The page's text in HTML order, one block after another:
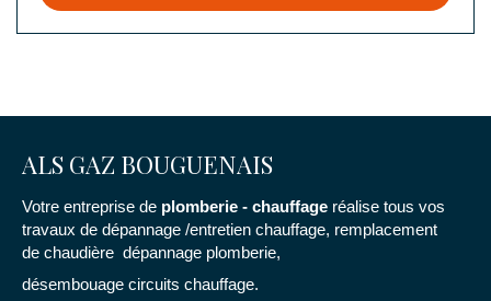
ALS GAZ BOUGUENAIS
Votre entreprise de plomberie - chauffage réalise tous vos
travaux de dépannage /entretien chauffage, remplacement
de chaudière dépannage plomberie,
désembouage circuits chauffage.